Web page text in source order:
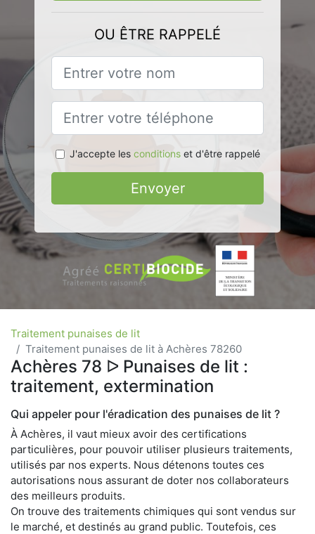
OU ÊTRE RAPPELÉ
J'accepte les conditionset d'être rappelé
Envoyer
Traitement punaises de lit
Traitement punaises de lit à Achères 78260
Achères 78 ᐅ Punaises de lit :
traitement, extermination
Qui appeler pour l'éradication des punaises de lit ?
À Achères, il vaut mieux avoir des certifications
particulières, pour pouvoir utiliser plusieurs traitements,
utilisés par nos experts. Nous détenons toutes ces
autorisations nous assurant de doter nos collaborateurs
des meilleurs produits.
On trouve des traitements chimiques qui sont vendus sur
le marché, et destinés au grand public. Toutefois, ces